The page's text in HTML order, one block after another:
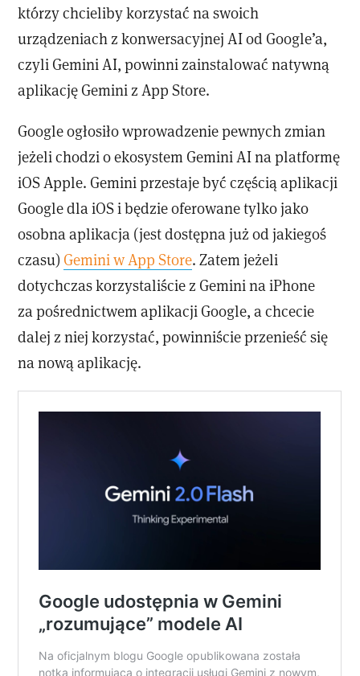
którzy chcieliby korzystać na swoich
urządzeniach z konwersacyjnej AI od Google’a,
czyli Gemini AI, powinni zainstalować natywną
aplikację Gemini z App Store.
Google ogłosiło wprowadzenie pewnych zmian
jeżeli chodzi o ekosystem Gemini AI na platformę
iOS Apple. Gemini przestaje być częścią aplikacji
Google dla iOS i będzie oferowane tylko jako
osobna aplikacja (jest dostępna już od jakiegoś
czasu) Gemini w App Store. Zatem jeżeli
dotychczas korzystaliście z Gemini na iPhone
za pośrednictwem aplikacji Google, a chcecie
dalej z niej korzystać, powinniście przenieść się
na nową aplikację.